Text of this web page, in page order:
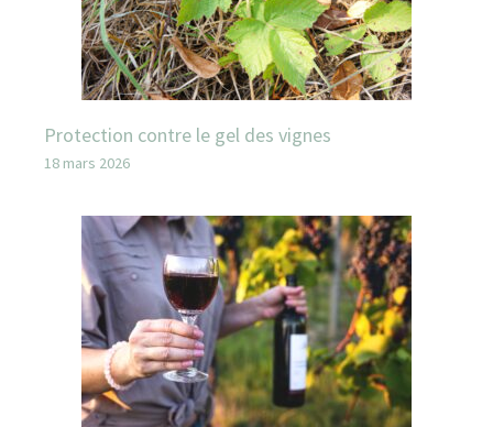
Protection contre le gel des vignes
18 mars 2026